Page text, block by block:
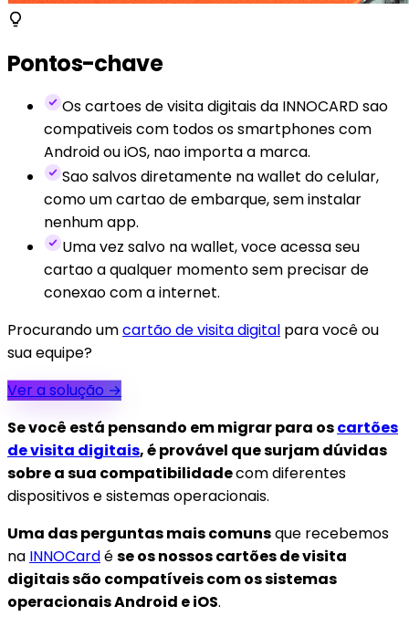
Pontos-chave
Os cartoes de visita digitais da INNOCARD sao
compativeis com todos os smartphones com
Android ou iOS, nao importa a marca.
Sao salvos diretamente na wallet do celular,
como um cartao de embarque, sem instalar
nenhum app.
Uma vez salvo na wallet, voce acessa seu
cartao a qualquer momento sem precisar de
conexao com a internet.
Procurando umcartão de visita digital para você ou
sua equipe?
Ver a solução →
Se você está pensando em migrar para oscartões
de visita digitais, é provável que surjam dúvidas
sobre a sua compatibilidadecom diferentes
dispositivos e sistemas operacionais.
Uma das perguntas mais comunsque recebemos
na INNOCardése os nossos cartões de visita
digitais são compatíveis com os sistemas
operacionais Android e iOS.